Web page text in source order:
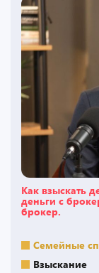
Как взыскать
деньги с
брокер.
Семейные
Взыскание